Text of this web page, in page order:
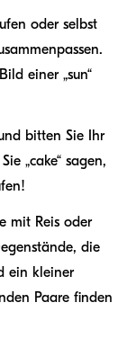
oder selbst
einer „sun“
bitten Sie Ihr
„cake“ sagen,
mit Reis oder
die
ein kleiner
Paare finden